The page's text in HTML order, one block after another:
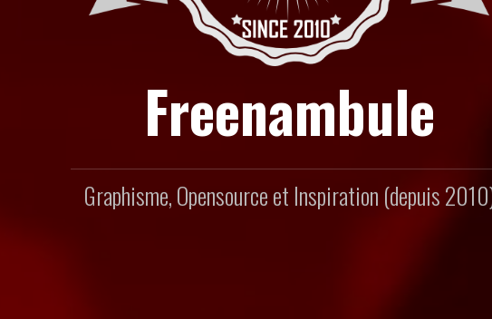
Freenambule
Graphisme, Opensource et Inspiration (depuis